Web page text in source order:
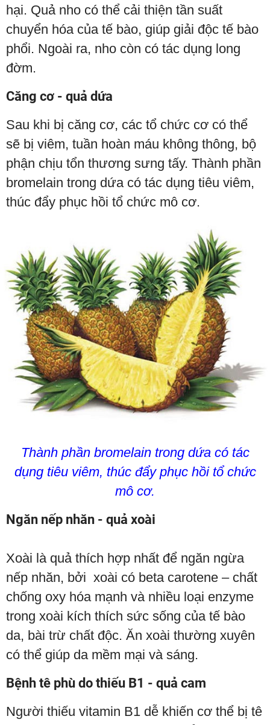
hại. Quả nho có thể cải thiện tần suất
chuyển hóa của tế bào, giúp giải độc tế bào
phổi. Ngoài ra, nho còn có tác dụng long
đờm.
Căng cơ - quả dứa
Sau khi bị căng cơ, các tổ chức cơ có thể
sẽ bị viêm, tuần hoàn máu không thông, bộ
phận chịu tổn thương sưng tấy. Thành phần
bromelain trong dứa có tác dụng tiêu viêm,
thúc đẩy phục hồi tổ chức mô cơ.
Thành phần bromelain trong dứa có tác
dụng tiêu viêm, thúc đẩy phục hồi tổ chức
mô cơ.
Ngăn nếp nhăn - quả xoài
Xoài là quả thích hợp nhất để ngăn ngừa
nếp nhăn, bởi xoài có beta carotene – chất
chống oxy hóa mạnh và nhiều loại enzyme
trong xoài kích thích sức sống của tế bào
da, bài trừ chất độc. Ăn xoài thường xuyên
có thể giúp da mềm mại và sáng.
Bệnh tê phù do thiếu B1 - quả cam
Người thiếu vitamin B1 dễ khiến cơ thể bị tê